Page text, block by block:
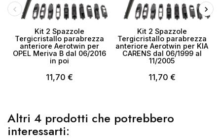
Kit 2 Spazzole
Tergicristallo parabrezza
anteriore Aerotwin per
OPEL Meriva B dal 06/2016
in poi
11,70 €
Kit 2 Spazzole
Tergicristallo parabrezza
anteriore Aerotwin per KIA
CARENS dal 06/1999 al
11/2005
11,70 €
Altri 4 prodotti che potrebbero
interessarti: